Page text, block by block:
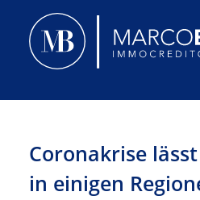
Coronakrise
in einigen